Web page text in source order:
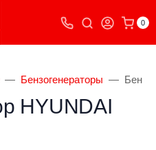
0
Бензогенераторы
HYUNDAI